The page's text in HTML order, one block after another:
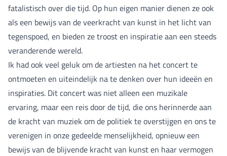
fatalistisch over die tijd. Op hun eigen manier dienen ze ook
als een bewijs van de veerkracht van kunst in het licht van
tegenspoed, en bieden ze troost en inspiratie aan een steeds
veranderende wereld.
Ik had ook veel geluk om de artiesten na het concert te
ontmoeten en uiteindelijk na te denken over hun ideeën en
inspiraties. Dit concert was niet alleen een muzikale
ervaring, maar een reis door de tijd, die ons herinnerde aan
de kracht van muziek om de politiek te overstijgen en ons te
verenigen in onze gedeelde menselijkheid, opnieuw een
bewijs van de blijvende kracht van kunst en haar vermogen